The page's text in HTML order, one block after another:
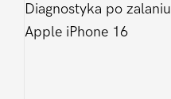
Diagnostyka po zalaniu
Apple iPhone 16